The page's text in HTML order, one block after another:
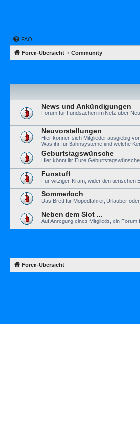
FAQ
Foren-Übersicht Community
News und Ankündigungen
Forum für Fundsachen im Netz über
Neuvorstellungen
Hier können sich Mitglieder ausgiebig
Was ihr für Bahnsysteme und welche
Geburtstagswünsche
Hier könnt ihr Eure
Funstuff
Für witzigen Kram, wider den tierischen
Sommerloch
Das Brett für Mopedfahrer, Urlauber
Neben dem Slot ...
Auf Anregung eines Mitglieds, ein
Foren-Übersicht